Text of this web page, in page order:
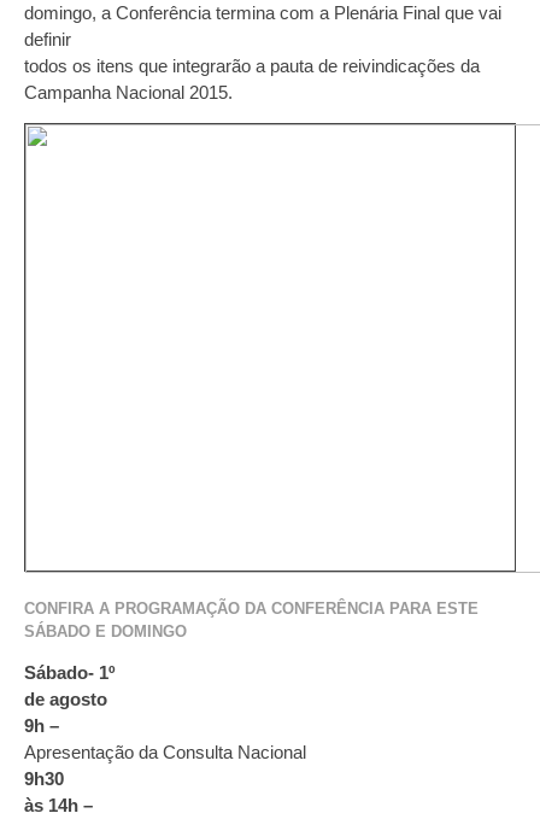
domingo, a Conferência termina com a Plenária Final que vai
definir
todos os itens que integrarão a pauta de reivindicações da
Campanha Nacional 2015.
CONFIRA A PROGRAMAÇÃO DA CONFERÊNCIA PARA ESTE
SÁBADO E DOMINGO
Sábado- 1º
de agosto
9h –
Apresentação da Consulta Nacional
9h30
às 14h –